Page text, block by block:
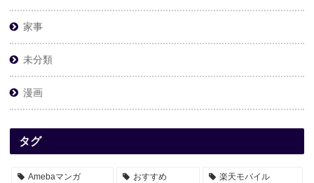
家事
未分類
漫画
タグ
Amebaマンガ おすすめ 楽天モバイル